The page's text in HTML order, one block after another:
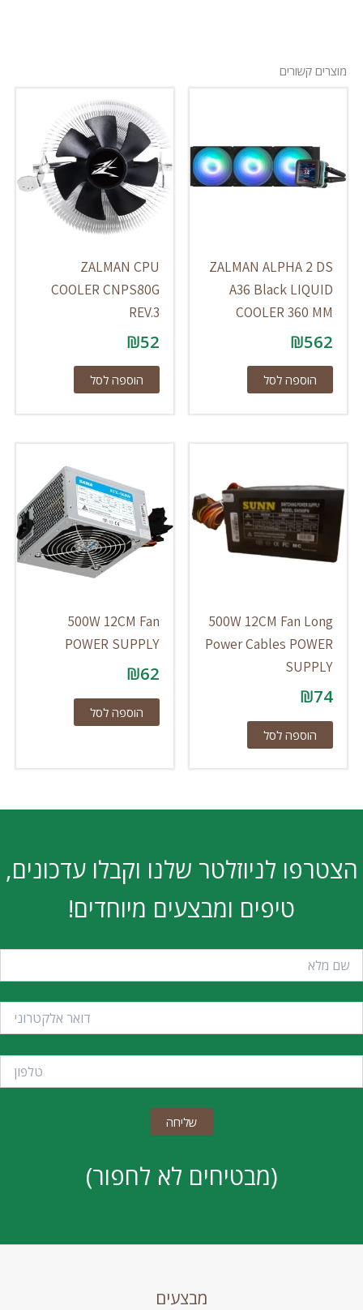
מוצרים קשורים
ZALMAN ALPHA 2 DS
A36 Black LIQUID
COOLER 360 MM
₪562
הוספה לסל
ZALMAN CPU
COOLER CNPS80G
REV.3
₪52
הוספה לסל
500W 12CM Fan Long
Power Cables POWER
SUPPLY
₪74
הוספה לסל
500W 12CM Fan
POWER SUPPLY
₪62
הוספה לסל
הצטרפו לניוזלטר שלנו וקבלו עדכונים,
טיפים ומבצעים מיוחדים!
(מבטיחים לא לחפור)
מבצעים